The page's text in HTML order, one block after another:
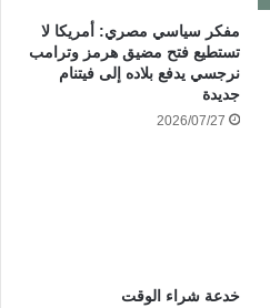
مفكر سياسي مصري: أمريكا لا
تستطيع فتح مضيق هرمز وترامب
نرجسي يدفع بلاده إلى فيتنام
جديدة
2026/07/27
خدعة شراء الوقت